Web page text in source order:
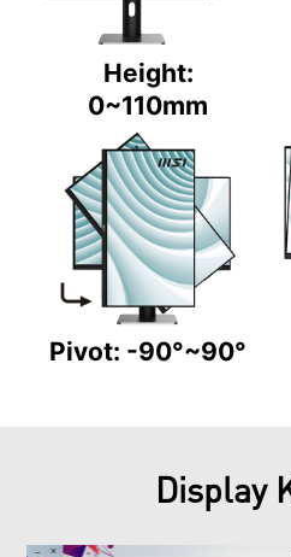
Height:
0~110mm
Pivot: -90°~90°
Display